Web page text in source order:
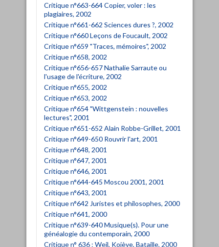
Critique n°663-664 Copier, voler : les
plagiaires, 2002
Critique n°661-662 Sciences dures ?, 2002
Critique n°660 Leçons de Foucault, 2002
Critique n°659 "Traces, mémoires", 2002
Critique n°658, 2002
Critique n°656-657 Nathalie Sarraute ou
l'usage de l'écriture, 2002
Critique n°655, 2002
Critique n°653, 2002
Critique n°654 "Wittgenstein : nouvelles
lectures", 2001
Critique n°651-652 Alain Robbe-Grillet, 2001
Critique n°649-650 Rouvrir l'art, 2001
Critique n°648, 2001
Critique n°647, 2001
Critique n°646, 2001
Critique n°644-645 Moscou 2001, 2001
Critique n°643, 2001
Critique n°642 Juristes et philosophes, 2000
Critique n°641, 2000
Critique n°639-640 Musique(s). Pour une
généalogie du contemporain, 2000
Critique n° 636 : Weil, Kojève, Bataille, 2000